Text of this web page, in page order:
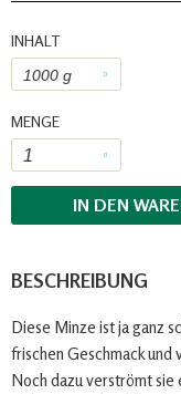
INHALT
MENGE
IN DEN
BESCHREIBUNG
Diese Minze ist ja ganz
frischen Geschmack und
Noch dazu verströmt